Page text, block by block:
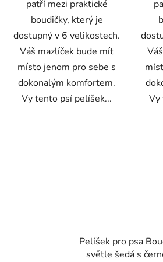
patří mezi praktické
boudičky, který je
dostupný v 6 velikostech.
Váš mazlíček bude mít
místo jenom pro sebe s
dokonalým komfortem.
Vy tento psí pelíšek...
Vy
Pelíšek pro psa
světle šedá s